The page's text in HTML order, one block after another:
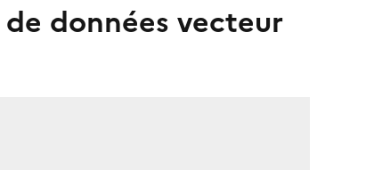
données vecteur